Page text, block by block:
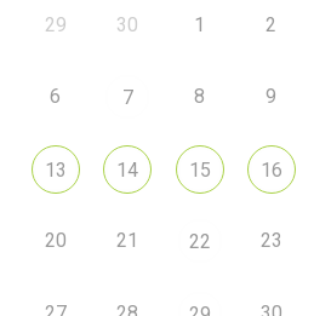
29 30 1 2
6 7 8 9
13 14 15 16
20 21 22 23